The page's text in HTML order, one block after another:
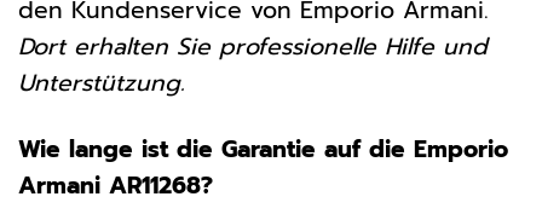
den Kundenservice von Emporio Armani.
Dort erhalten Sie professionelle Hilfe und
Unterstützung.
Wie lange ist die Garantie auf die Emporio
Armani AR11268?